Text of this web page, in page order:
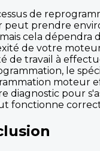
de
peut prendre
cela dépendra
de votre
de travail à
le
moteur
diagnostic pour
fonctionne